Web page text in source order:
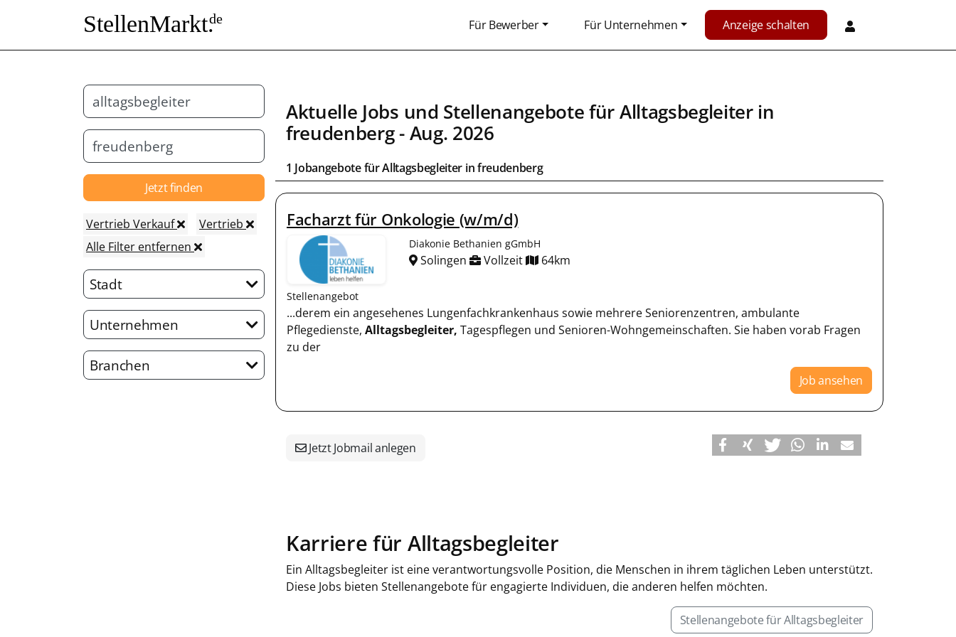
StellenMarkt.de Für Bewerber Für Unternehmen Anzeige schalten
Jetzt finden
Vertrieb Verkauf
Vertrieb
Alle Filter entfernen
Stadt
Unternehmen
Branchen
Aktuelle Jobs und Stellenangebote für Alltagsbegleiterin
freudenberg- Aug. 2026
1 Jobangebote fürAlltagsbegleiter infreudenberg
Facharzt für Onkologie (w/m/d)
Diakonie Bethanien gGmbH
Solingen Vollzeit 64km
Stellenangebot
...derem ein angesehenes Lungenfachkrankenhaus sowie mehrere Seniorenzentren, ambulante
Pflegedienste, Alltagsbegleiter, Tagespflegen und Senioren-Wohngemeinschaften. Sie haben vorab Fragen
zu der
Job ansehen
Jetzt Jobmail anlegen
Karriere für Alltagsbegleiter
Ein Alltagsbegleiter ist eine verantwortungsvolle Position, die Menschen in ihrem täglichen Leben unterstützt.
Diese Jobs bieten Stellenangebote für engagierte Individuen, die anderen helfen möchten.
Stellenangebote für Alltagsbegleiter